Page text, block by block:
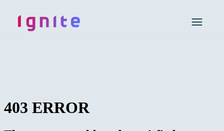
Ignite • Video Experience Cloud
Open